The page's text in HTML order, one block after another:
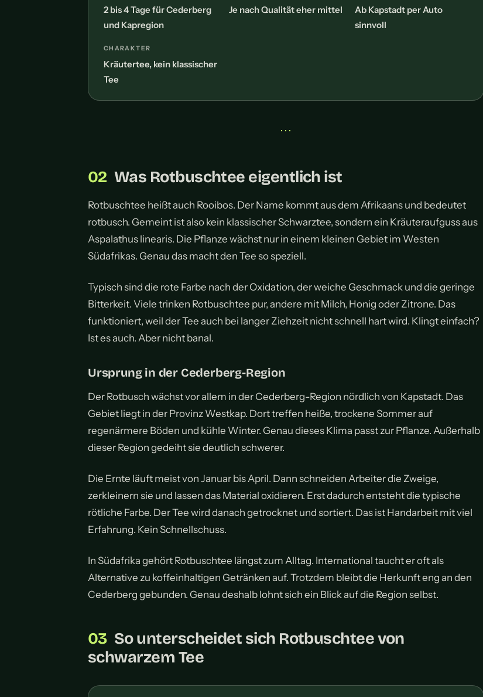
2 bis 4 Tage für Cederberg
und Kapregion
Je nach Qualität eher mittel
Ab Kapstadt per Auto
sinnvoll
CHARAKTER
Kräutertee, kein klassischer
Tee
• • •
Was Rotbuschtee eigentlich ist
Rotbuschtee heißt auch Rooibos. Der Name kommt aus dem Afrikaans und bedeutet
rotbusch. Gemeint ist also kein klassischer Schwarztee, sondern ein Kräuteraufguss aus
Aspalathus linearis. Die Pflanze wächst nur in einem kleinen Gebiet im Westen
Südafrikas. Genau das macht den Tee so speziell.
Typisch sind die rote Farbe nach der Oxidation, der weiche Geschmack und die geringe
Bitterkeit. Viele trinken Rotbuschtee pur, andere mit Milch, Honig oder Zitrone. Das
funktioniert, weil der Tee auch bei langer Ziehzeit nicht schnell hart wird. Klingt einfach?
Ist es auch. Aber nicht banal.
Ursprung in der Cederberg-Region
Der Rotbusch wächst vor allem in der Cederberg-Region nördlich von Kapstadt. Das
Gebiet liegt in der Provinz Westkap. Dort treffen heiße, trockene Sommer auf
regenärmere Böden und kühle Winter. Genau dieses Klima passt zur Pflanze. Außerhalb
dieser Region gedeiht sie deutlich schwerer.
Die Ernte läuft meist von Januar bis April. Dann schneiden Arbeiter die Zweige,
zerkleinern sie und lassen das Material oxidieren. Erst dadurch entsteht die typische
rötliche Farbe. Der Tee wird danach getrocknet und sortiert. Das ist Handarbeit mit viel
Erfahrung. Kein Schnellschuss.
In Südafrika gehört Rotbuschtee längst zum Alltag. International taucht er oft als
Alternative zu koffeinhaltigen Getränken auf. Trotzdem bleibt die Herkunft eng an den
Cederberg gebunden. Genau deshalb lohnt sich ein Blick auf die Region selbst.
So unterscheidet sich Rotbuschtee von
schwarzem Tee